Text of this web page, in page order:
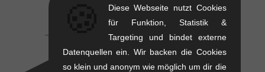
22.65
- 19 %
#2" Rear Hubguard
Sleeve
7.52 EUR
Diese Webseite nutzt Cookies
für Funktion, Statistik &
Targeting und bindet externe
Datenquellen ein. Wir backen die Cookies
so klein und anonym wie möglich um dir die